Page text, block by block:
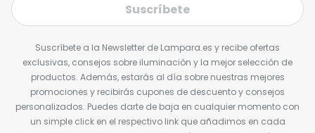
Suscríbete
Suscríbete a la Newsletter de Lampara.es y recibe ofertas
exclusivas, consejos sobre iluminación y la mejor selección de
productos. Además, estarás al día sobre nuestras mejores
promociones y recibirás cupones de descuento y consejos
personalizados. Puedes darte de baja en cualquier momento con
un simple click en el respectivo link que añadimos en cada